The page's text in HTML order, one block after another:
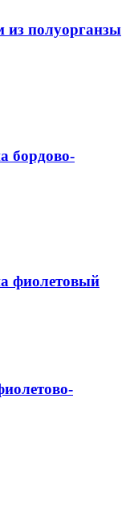
из полуорганзы
бордово-
фиолетовый